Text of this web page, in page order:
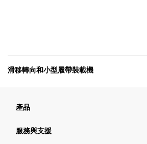
滑移轉向和小型履帶裝載機
產品
服務與支援